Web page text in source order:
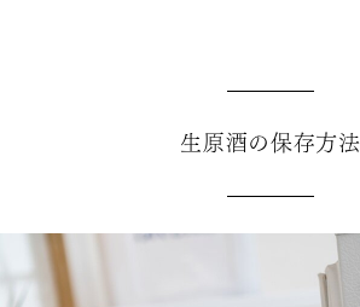
生原酒の保存方法